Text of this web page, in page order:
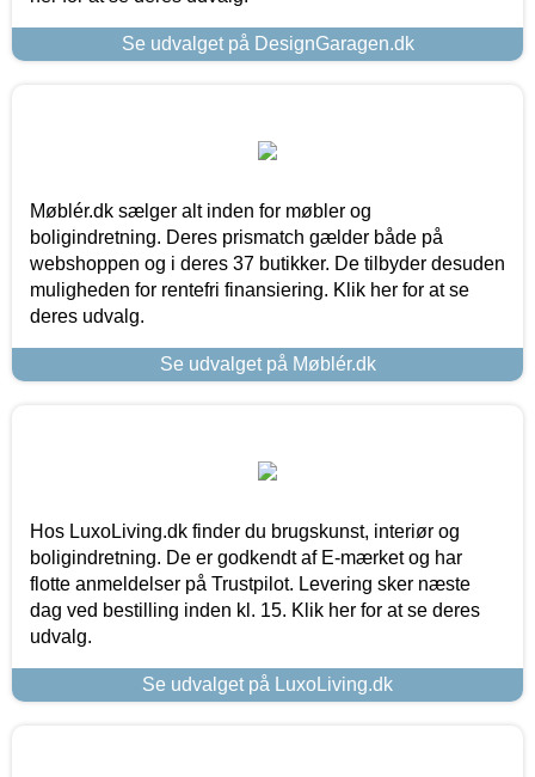
Se udvalget på DesignGaragen.dk
Møblér.dk sælger alt inden for møbler og
boligindretning. Deres prismatch gælder både på
webshoppen og i deres 37 butikker. De tilbyder desuden
muligheden for rentefri finansiering. Klik her for at se
deres udvalg.
Se udvalget på Møblér.dk
Hos LuxoLiving.dk finder du brugskunst, interiør og
boligindretning. De er godkendt af E-mærket og har
flotte anmeldelser på Trustpilot. Levering sker næste
dag ved bestilling inden kl. 15. Klik her for at se deres
udvalg.
Se udvalget på LuxoLiving.dk